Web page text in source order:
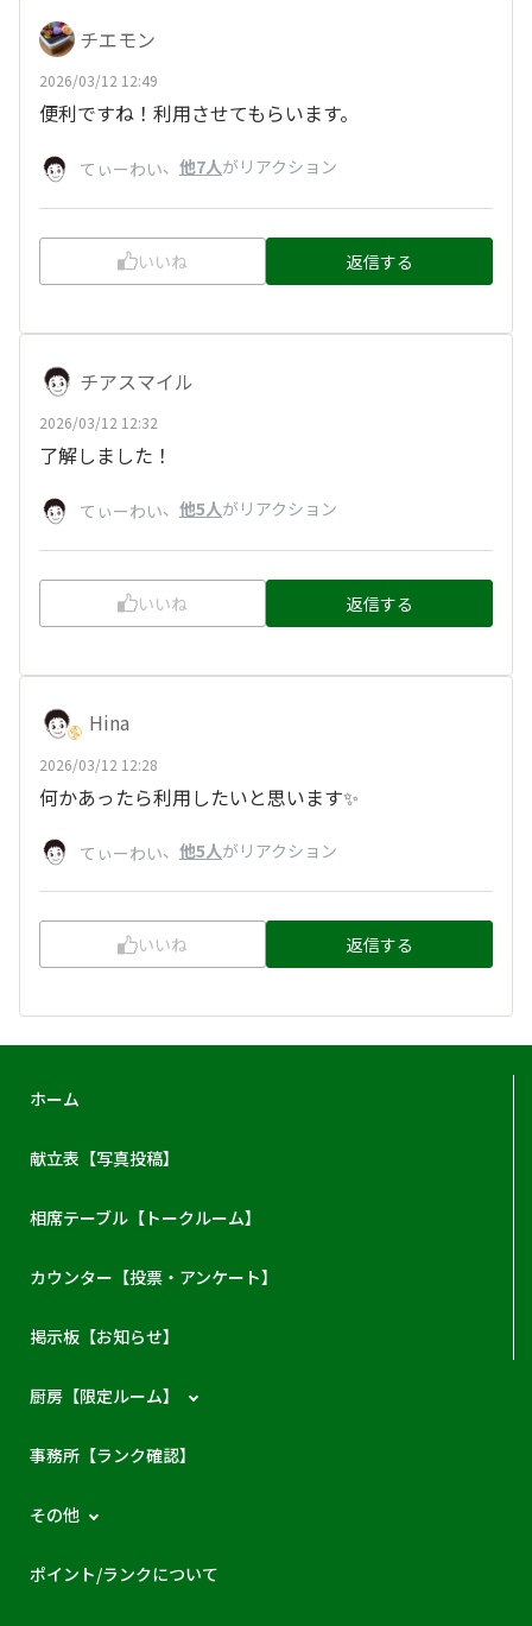
チエモン
2026/03/12 12:49
便利ですね！利用させてもらいます。
てぃーわい、 他7人がリアクション
いいね 返信する
チアスマイル
2026/03/12 12:32
了解しました！
てぃーわい、 他5人がリアクション
いいね 返信する
Hina
2026/03/12 12:28
何かあったら利用したいと思います✨
てぃーわい、 他5人がリアクション
いいね 返信する
ホーム
献立表【写真投稿】
相席テーブル【トークルーム】
カウンター【投票・アンケート】
掲示板【お知らせ】
厨房【限定ルーム】
事務所【ランク確認】
その他
ポイント/ランクについて